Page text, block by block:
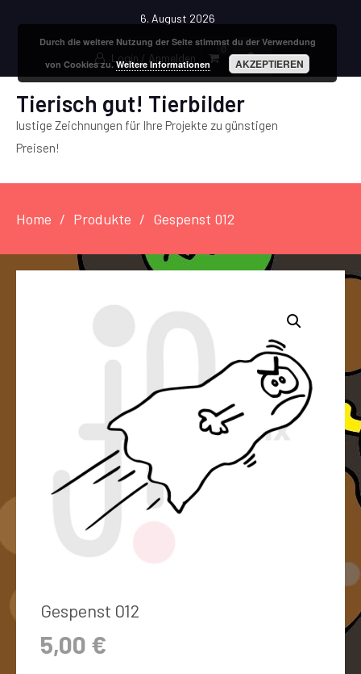
6. August 2026
Login / Anmelden
0
Tierisch gut! Tierbilder
lustige Zeichnungen für Ihre Projekte zu günstigen
Preisen!
Home Produkte Gespenst 012
Gespenst 012
5,00 €
Durch die weitere Nutzung der Seite stimmst du der Verwendung
von Cookies zu.Weitere Informationen AKZEPTIEREN